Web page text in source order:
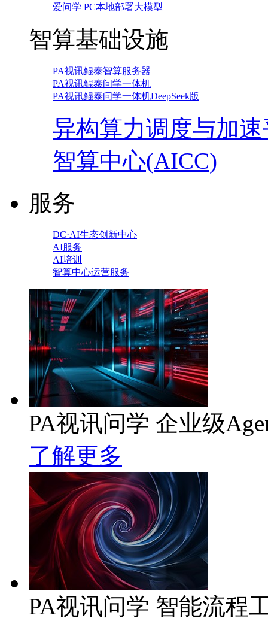
爱问学 PC本地部署大模型
智算基础设施
PA视讯鲲泰智算服务器
PA视讯鲲泰问学一体机
PA视讯鲲泰问学一体机DeepSeek版
异构算力调度与加
智算中心(AICC)
服务
DC·AI生态创新中心
AI服务
AI培训
智算中心运营服务
PA视讯问学 企业级
了解更多
PA视讯问学 智能流程